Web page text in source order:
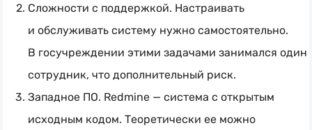
Сложности с поддержкой. Настраивать
и обслуживать систему нужно самостоятельно.
В госучреждении этими задачами занимался один
сотрудник, что дополнительный риск.
Западное ПО. Redmine — система с открытым
исходным кодом. Теоретически ее можно